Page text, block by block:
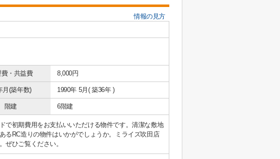
情報の見方
・共益費 8,000円
月(築年数) 1990年 5月( 築36年 )
階建 6階建
で初期費用をお支払いいただける物件です。清潔な敷地
るRC造りの物件はいかがでしょうか。ミライズ吹田店
ぜひご覧ください。